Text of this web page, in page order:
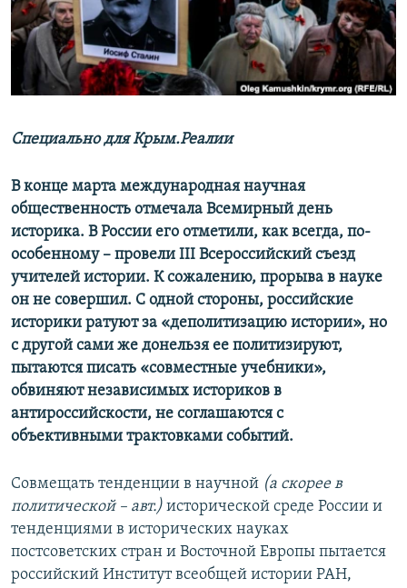
ПОБЕДИТЕЛЕЙ НЕ СУДЯТ?
КРЫМ.НЕПОКОРЕННЫЙ
ELIFBE
ПРИСОЕДИНЯЙТЕСЬ!
Все сайты RFE/RL
Специально для Крым.Реалии
В конце марта международная научная
общественность отмечала Всемирный день
историка. В России его отметили, как всегда, по-
особенному – провели III Всероссийский съезд
учителей истории. К сожалению, прорыва в науке
он не совершил. С одной стороны, российские
историки ратуют за «деполитизацию истории», но
с другой сами же донельзя ее политизируют,
пытаются писать «совместные учебники»,
обвиняют независимых историков в
антироссийскости, не соглашаются с
объективными трактовками событий.
Совмещать тенденции в научной (а скорее в
политической – авт.) исторической среде России и
тенденциями в исторических науках
постсоветских стран и Восточной Европы пытается
российский Институт всеобщей истории РАН,